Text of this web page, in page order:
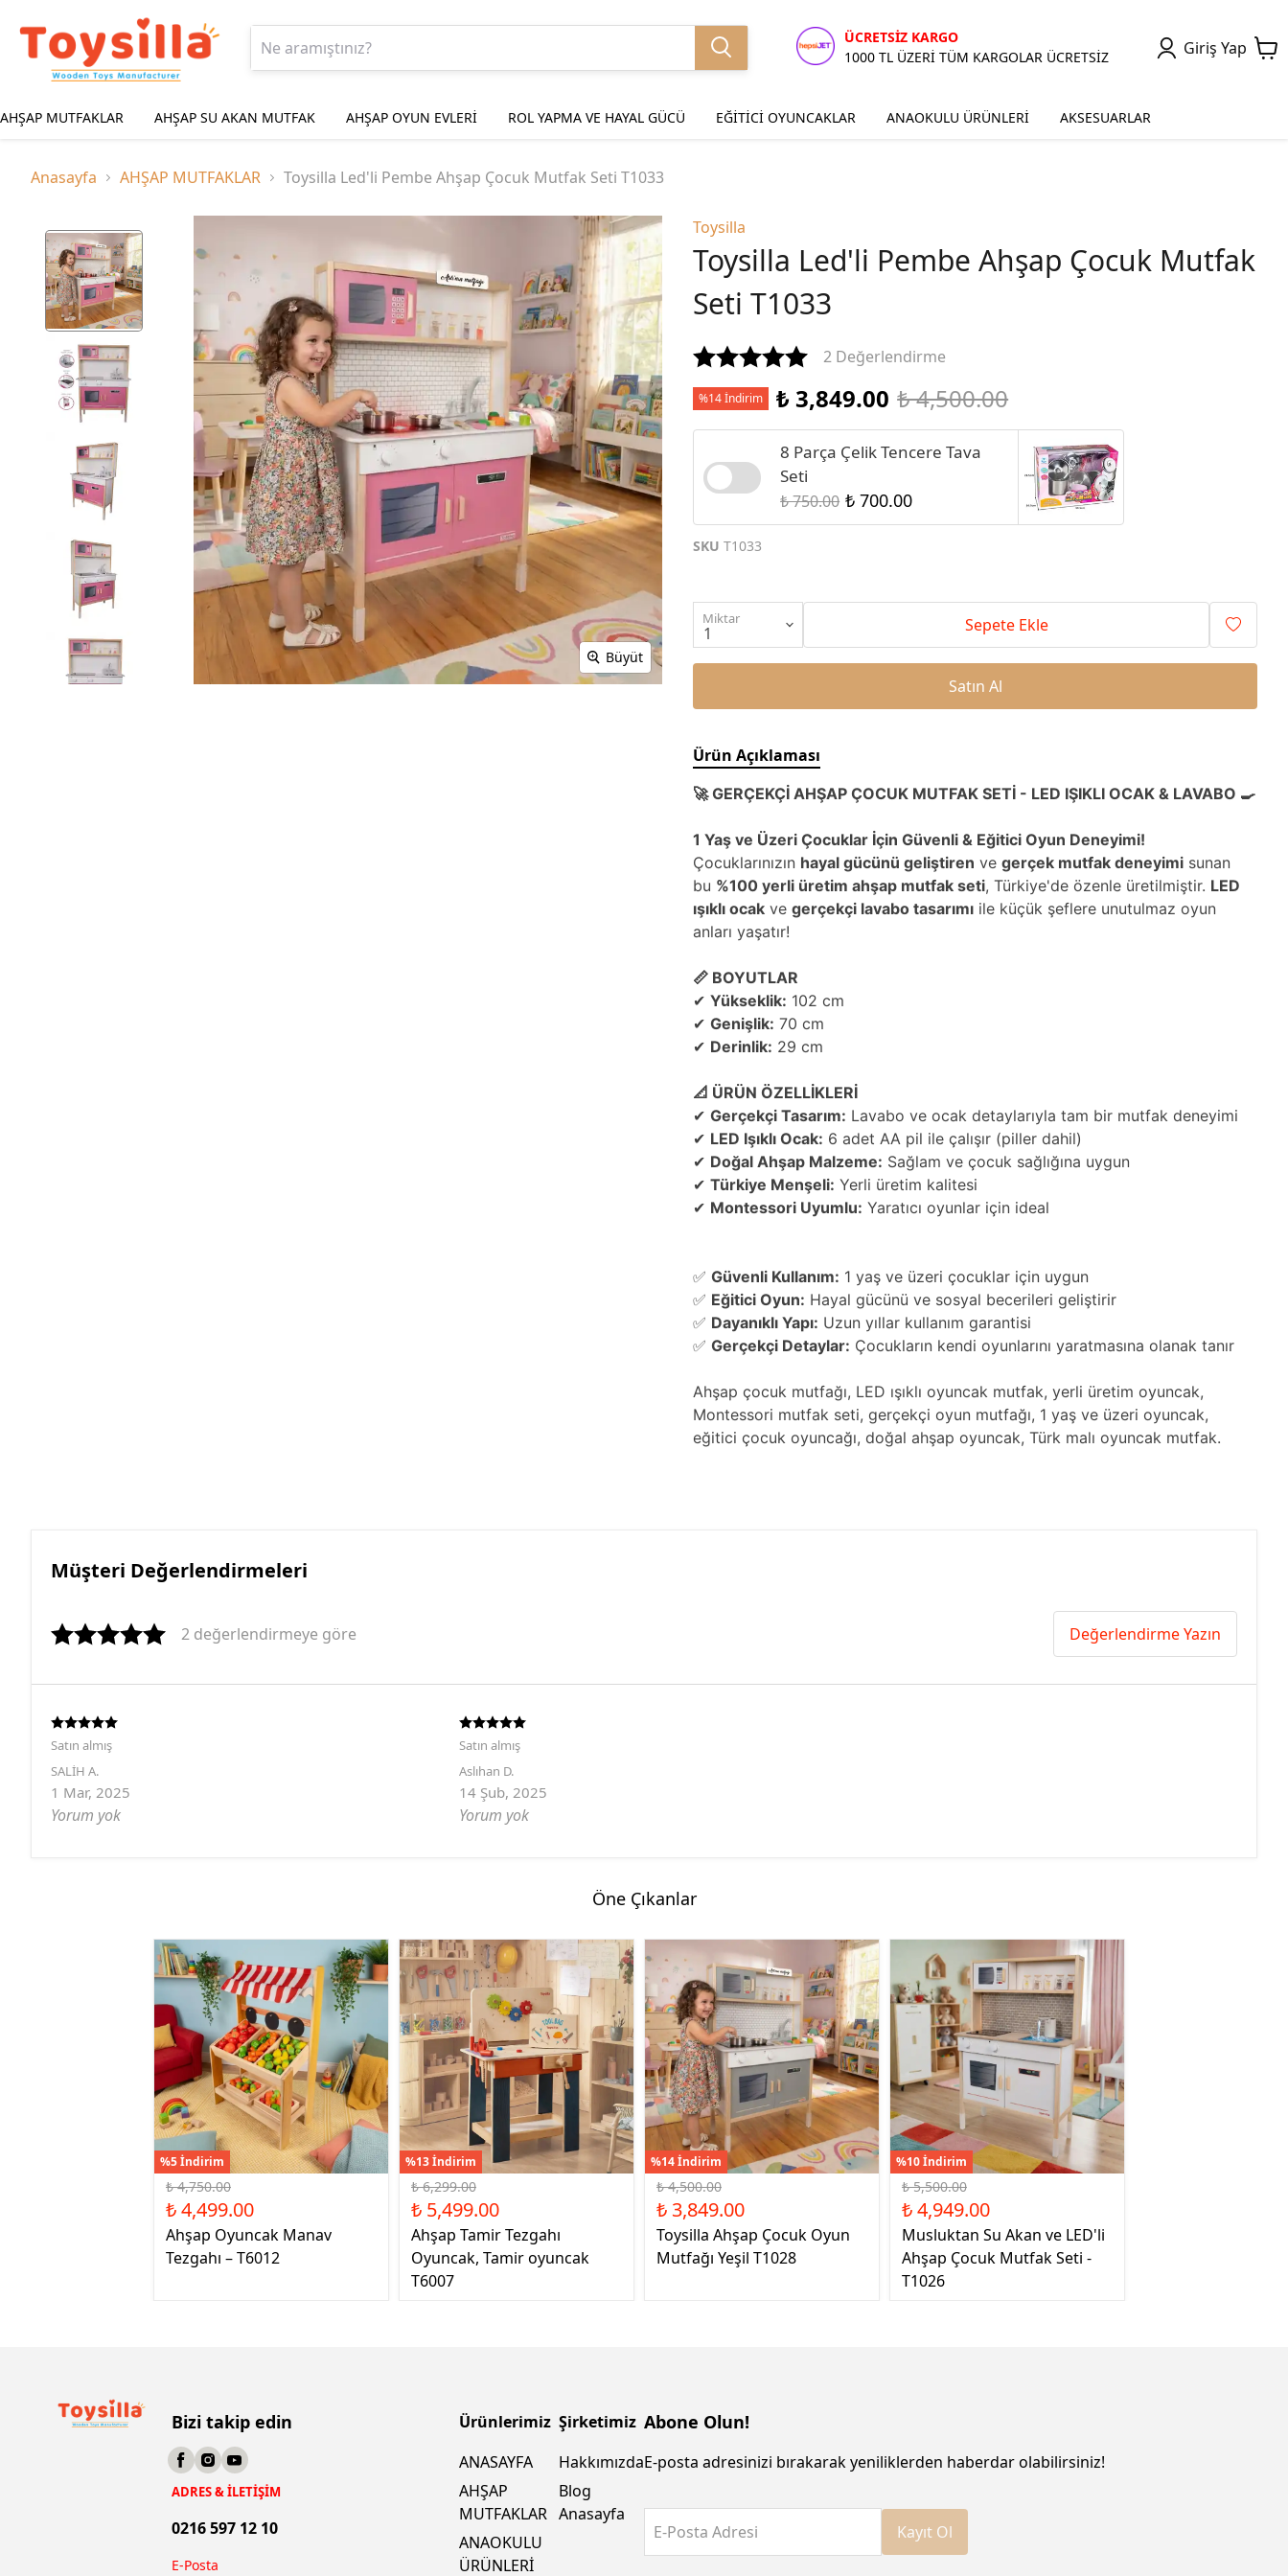
ÜCRETSİZ KARGO
1000 TL ÜZERİ TÜM KARGOLAR ÜCRETSİZ
Giriş Yap
AHŞAP MUTFAKLAR AHŞAP SU AKAN MUTFAK AHŞAP OYUN EVLERİ ROL YAPMA VE HAYAL GÜCÜ EĞİTİCİ OYUNCAKLAR ANAOKULU ÜRÜNLERİ AKSESUARLAR
Anasayfa AHŞAP MUTFAKLAR Toysilla Led'li Pembe Ahşap Çocuk Mutfak Seti T1033
Büyüt
Toysilla
Toysilla Led'li Pembe Ahşap Çocuk Mutfak
Seti T1033
2 Değerlendirme
%14 İndirim ₺ 3,849.00 ₺ 4,500.00
8 Parça Çelik Tencere Tava
Seti
₺ 750.00 ₺ 700.00
SKU T1033
Miktar Sepete Ekle
Satın Al
Ürün Açıklaması
🚀 GERÇEKÇİ AHŞAP ÇOCUK MUTFAK SETİ - LED IŞIKLI OCAK & LAVABO 🍳
1 Yaş ve Üzeri Çocuklar İçin Güvenli & Eğitici Oyun Deneyimi!
Çocuklarınızın hayal gücünü geliştiren vegerçek mutfak deneyimi sunan
bu %100 yerli üretim ahşap mutfak seti, Türkiye'de özenle üretilmiştir. LED
ışıklı ocak vegerçekçi lavabo tasarımı ile küçük şeflere unutulmaz oyun
anları yaşatır!
📏 BOYUTLAR
✔Yükseklik: 102 cm
✔Genişlik: 70 cm
✔ Derinlik: 29 cm
📐 ÜRÜN ÖZELLİKLERİ
✔Gerçekçi Tasarım: Lavabo ve ocak detaylarıyla tam bir mutfak deneyimi
✔ LED Işıklı Ocak: 6 adet AA pil ile çalışır (piller dahil)
✔ Doğal Ahşap Malzeme: Sağlam ve çocuk sağlığına uygun
✔Türkiye Menşeli: Yerli üretim kalitesi
✔ Montessori Uyumlu: Yaratıcı oyunlar için ideal
✅Güvenli Kullanım: 1 yaş ve üzeri çocuklar için uygun
✅ Eğitici Oyun: Hayal gücünü ve sosyal becerileri geliştirir
✅ Dayanıklı Yapı: Uzun yıllar kullanım garantisi
✅Gerçekçi Detaylar: Çocukların kendi oyunlarını yaratmasına olanak tanır
Ahşap çocuk mutfağı, LED ışıklı oyuncak mutfak, yerli üretim oyuncak,
Montessori mutfak seti, gerçekçi oyun mutfağı, 1 yaş ve üzeri oyuncak,
eğitici çocuk oyuncağı, doğal ahşap oyuncak, Türk malı oyuncak mutfak.
Müşteri Değerlendirmeleri
2 değerlendirmeye göre Değerlendirme Yazın
Satın almış
SALİH A.
1 Mar, 2025
Yorum yok
Satın almış
Aslıhan D.
14 Şub, 2025
Yorum yok
Öne Çıkanlar
%5 İndirim
₺ 4,750.00
₺ 4,499.00
Ahşap Oyuncak Manav
Tezgahı – T6012
%13 İndirim
₺ 6,299.00
₺ 5,499.00
Ahşap Tamir Tezgahı
Oyuncak, Tamir oyuncak
T6007
%14 İndirim
₺ 4,500.00
₺ 3,849.00
Toysilla Ahşap Çocuk Oyun
Mutfağı Yeşil T1028
%10 İndirim
₺ 5,500.00
₺ 4,949.00
Musluktan Su Akan ve LED'li
Ahşap Çocuk Mutfak Seti -
T1026
Bizi takip edin
ADRES & İLETİŞİM
0216 597 12 10
E-Posta
Ürünlerimiz
ANASAYFA
AHŞAP
MUTFAKLAR
ANAOKULU
ÜRÜNLERİ
Şirketimiz
Hakkımızda
Blog
Anasayfa
Abone Olun!
E-posta adresinizi bırakarak yeniliklerden haberdar olabilirsiniz!
E-Posta Adresi Kayıt Ol